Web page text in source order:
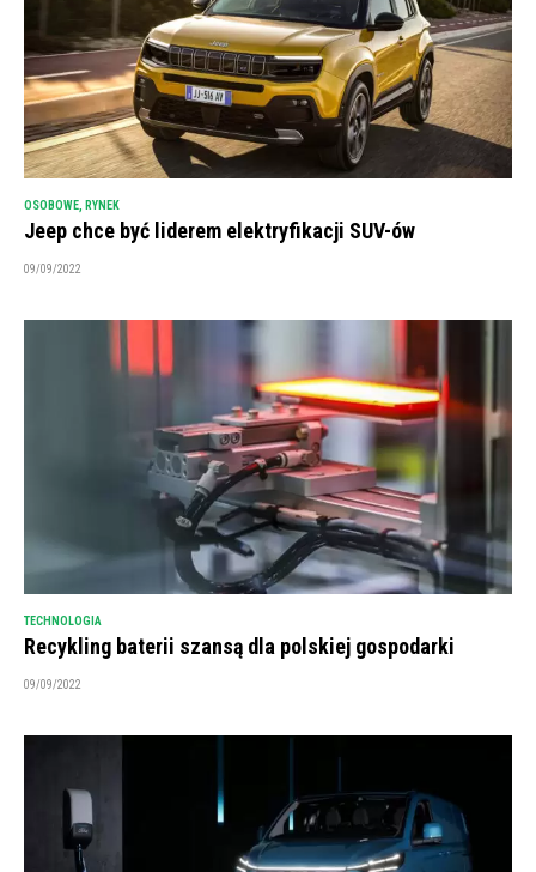
OSOBOWE RYNEK
Jeep chce być liderem elektryfikacji SUV-ów
09/09/2022
TECHNOLOGIA
Recykling baterii szansą dla polskiej gospodarki
09/09/2022